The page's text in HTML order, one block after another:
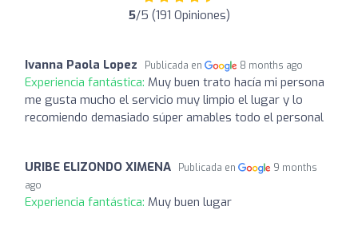
5/5 (191 Opiniones)
Ivanna Paola Lopez Publicada en 8 months ago
Experiencia fantástica: Muy buen trato hacía mi persona
me gusta mucho el servicio muy limpio el lugar y lo
recomiendo demasiado súper amables todo el personal
URIBE ELIZONDO XIMENA Publicada en
9 months
ago
Experiencia fantástica: Muy buen lugar